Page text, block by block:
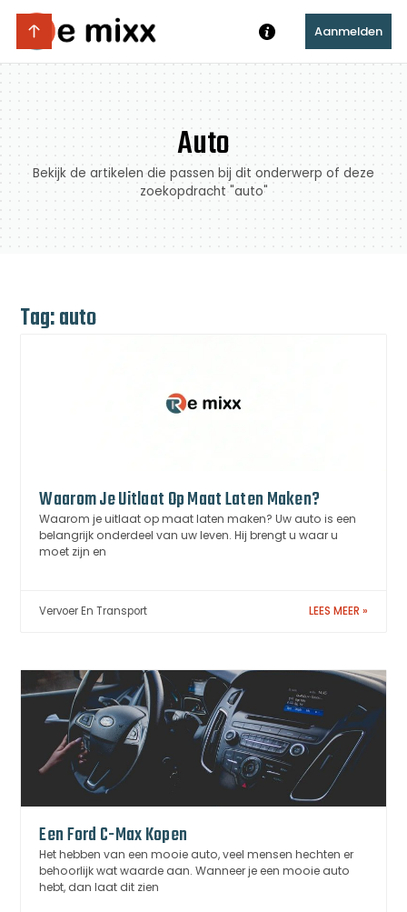
Aanmelden
Auto
Bekijk de artikelen die passen bij dit onderwerp of deze
zoekopdracht "auto"
Tag: auto
Waarom Je Uitlaat Op Maat Laten Maken?
Waarom je uitlaat op maat laten maken? Uw auto is een
belangrijk onderdeel van uw leven. Hij brengt u waar u
moet zijn en
Vervoer En Transport LEES MEER »
Een Ford C-Max Kopen
Het hebben van een mooie auto, veel mensen hechten er
behoorlijk wat waarde aan. Wanneer je een mooie auto
hebt, dan laat dit zien